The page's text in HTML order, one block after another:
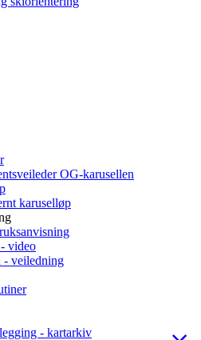
OG-karusellen
karuselløp
video
- veiledning
- kartarkiv